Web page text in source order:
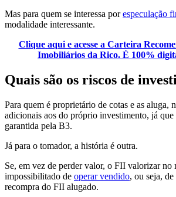
Mas para quem se interessa porespeculação
modalidade interessante.
Clique aqui e acesse a Carteira
Imobiliários da Rico. É 100%
Quais são os riscos de
Para quem é proprietário de cotas e as aluga,
adicionais aos do próprio investimento, já que
garantida pela B3.
Já para o tomador, a história é outra.
Se, em vez de perder valor, o FII valorizar no
impossibilitado de operar vendido, ou seja,
recompra do FII alugado.